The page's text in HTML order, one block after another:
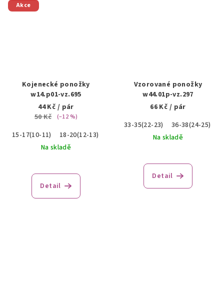
Akce
Kojenecké ponožky
w14.p01-vz.695
44 Kč / pár
50 Kč
(–12 %)
15-17(10-11)
18-20(12-13)
Na skladě
Detail
Vzorované ponožky
w44.01p-vz.297
66 Kč / pár
33-35(22-23)
36-38(24-25)
Na skladě
Detail